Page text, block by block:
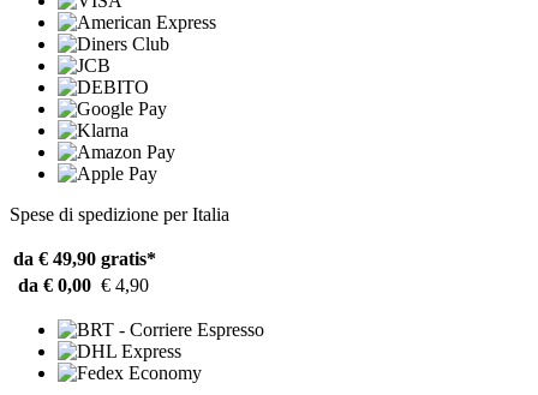
Spese di spedizione per Italia
da € 49,90 gratis*
da € 0,00 € 4,90